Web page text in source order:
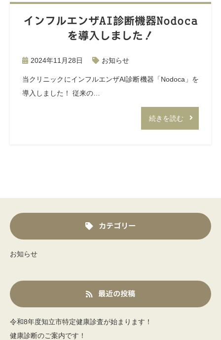
インフルエンザAI診断機器Nodoca
を導入しました！
2024年11月28日 お知らせ
当クリニックにインフルエンザAI診断機器「Nodoca」を
導入しました！ 従来の…
続きを読む
カテゴリー
お知らせ
最近の投稿
令和8年度知立市特定健康診査が始まります！
健康診断のご案内です！